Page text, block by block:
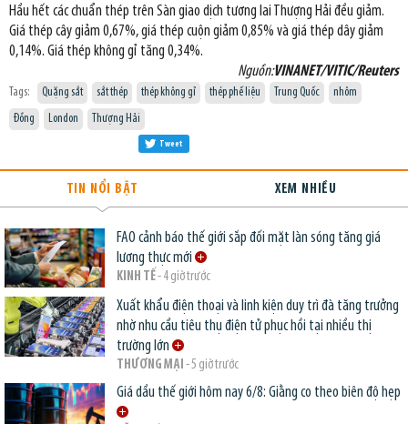
Hầu hết các chuẩn thép trên Sàn giao dịch tương lai Thượng Hải đều giảm.
Giá thép cây giảm 0,67%, giá thép cuộn giảm 0,85% và giá thép dây giảm
0,14%. Giá thép không gỉ tăng 0,34%.
Nguồn:VINANET/VITIC/Reuters
Tags: Quặng sắt sắt thép thép không gỉ thép phế liệu Trung Quốc
nhôm
Đồng
London Thượng Hải
Tweet
TIN NỔI BẬT XEM NHIỀU
FAO cảnh báo thế giới sắp đối mặt làn sóng tăng giá
lương thực mới
KINH TẾ- 4 giờ trước
Xuất khẩu điện thoại và linh kiện duy trì đà tăng trưởng
nhờ nhu cầu tiêu thụ điện tử phục hồi tại nhiều thị
trường lớn
THƯƠNG MẠI - 5 giờ trước
Giá dầu thế giới hôm nay 6/8: Giằng co theo biên độ hẹp